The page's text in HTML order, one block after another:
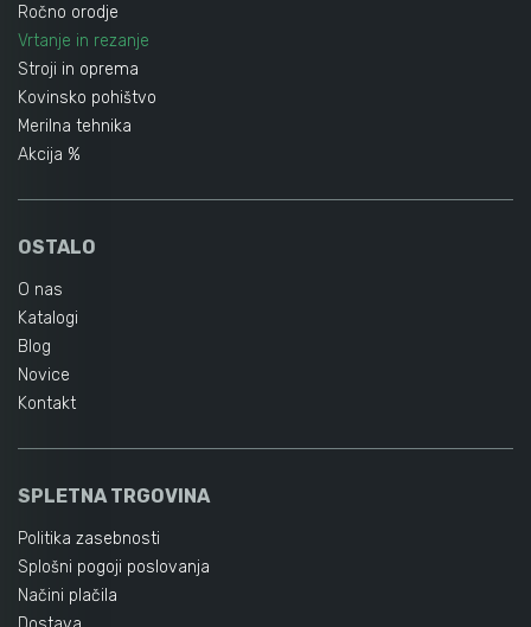
Ročno orodje
Vrtanje in rezanje
Stroji in oprema
Kovinsko pohištvo
Merilna tehnika
Akcija %
OSTALO
O nas
Katalogi
Blog
Novice
Kontakt
SPLETNA TRGOVINA
Politika zasebnosti
Splošni pogoji poslovanja
Načini plačila